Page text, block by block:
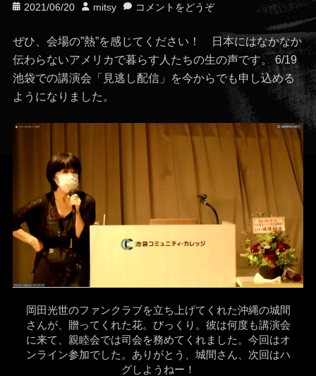
投
日
2021/06/20
投
者
mitsy コメントをどうぞ
ぜひ、会場の”熱”を感じてください！ 日本にはなかなか
伝わらないアメリカで暮らす人たちの生の声です。 6/19
池袋での講演会「見逃し配信」を今からでも申し込める
ようになりました。
岡田光世のファンクラブを立ち上げてくれた沖縄の城間
さんが、贈ってくれた花。びっくり。彼は何度も講演会
に来て、親睦会では司会を務めてくれました。今回はオ
ンライン参加でした。ありがとう、城間さん、次回はハ
グしようねー！